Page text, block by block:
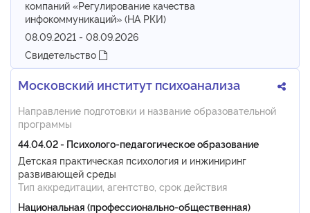
компаний «Регулирование качества
инфокоммуникаций» (НА РКИ)
08.09.2021 - 08.09.2026
Свидетельство
Московский институт психоанализа
Направление подготовки и название образовательной
программы
44.04.02 - Психолого-педагогическое образование
Детская практическая психология и инжиниринг
развивающей среды
Тип аккредитации, агентство, срок действия
Национальная (профессионально-общественная)